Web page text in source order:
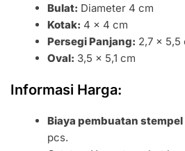
Bulat: Diameter 4 cm
Kotak: 4 x 4 cm
Persegi Panjang: 2,7 x 5,5
Oval: 3,5 x 5,1 cm
Informasi Harga:
Biaya pembuatan
pcs.